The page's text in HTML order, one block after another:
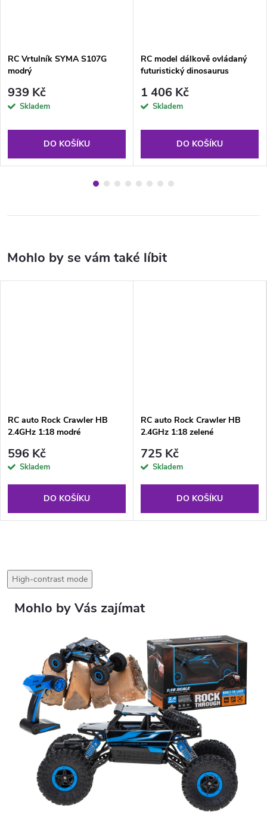
RC Vrtulník SYMA S107G
modrý
939 Kč
Skladem
DO KOŠÍKU
RC model dálkově ovládaný
futuristický dinosaurus
1 406 Kč
Skladem
DO KOŠÍKU
RC auto Rock Crawler HB
2.4GHz 1:18 modré
596 Kč
Skladem
DO KOŠÍKU
RC auto Rock Crawler HB
2.4GHz 1:18 zelené
725 Kč
Skladem
DO KOŠÍKU
High-contrast mode